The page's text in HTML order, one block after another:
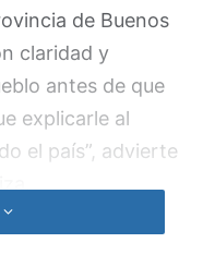
de Buenos
claridad y
antes de que
explicarle al
el país”, advierte